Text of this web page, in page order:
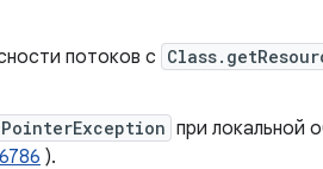
потоков с
при локальной
).